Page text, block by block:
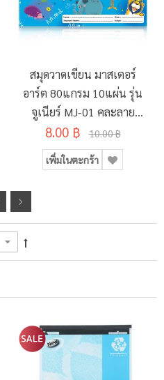
สมุดวาดเขียน มาสเตอร์
อาร์ต 80แกรม 10แผ่น รุ่น
จูเนียร์ MJ-01 คละลาย
190x260มม.
8.00 ฿ 10.00 ฿
เพิ่มในตะกร้า